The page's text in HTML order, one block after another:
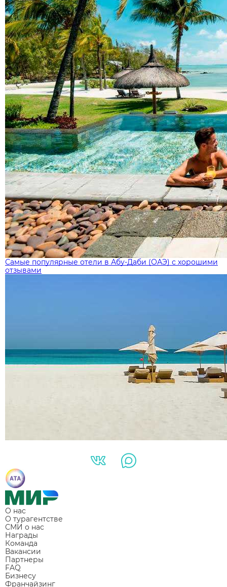
Самые популярные отели в Абу-Даби (ОАЭ) с хорошими
отзывами
О нас
О турагентстве
СМИ о нас
Награды
Команда
Вакансии
Партнеры
FAQ
Бизнесу
Франчайзинг